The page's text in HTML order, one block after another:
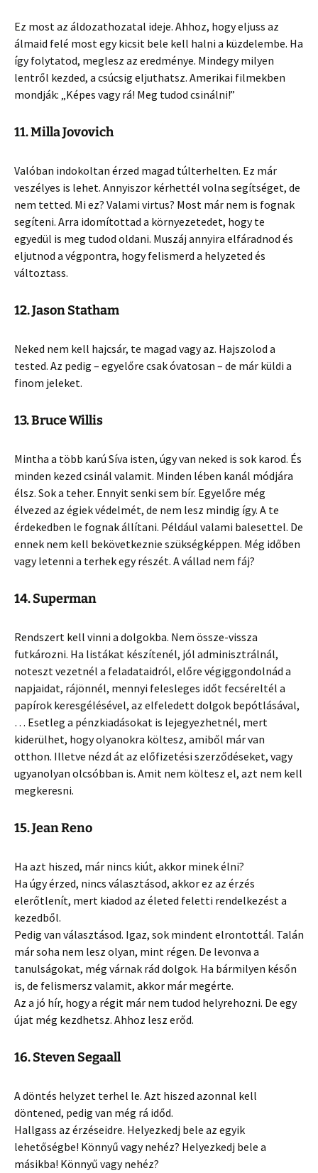
Ez most az áldozathozatal ideje. Ahhoz, hogy eljuss az
álmaid felé most egy kicsit bele kell halni a küzdelembe. Ha
így folytatod, meglesz az eredménye. Mindegy milyen
lentről kezded, a csúcsig eljuthatsz. Amerikai filmekben
mondják: „Képes vagy rá! Meg tudod csinálni!”
11. Milla Jovovich
Valóban indokoltan érzed magad túlterhelten. Ez már
veszélyes is lehet. Annyiszor kérhettél volna segítséget, de
nem tetted. Mi ez? Valami virtus? Most már nem is fognak
segíteni. Arra idomítottad a környezetedet, hogy te
egyedül is meg tudod oldani. Muszáj annyira elfáradnod és
eljutnod a végpontra, hogy felismerd a helyzeted és
változtass.
12. Jason Statham
Neked nem kell hajcsár, te magad vagy az. Hajszolod a
tested. Az pedig – egyelőre csak óvatosan – de már küldi a
finom jeleket.
13. Bruce Willis
Mintha a több karú Síva isten, úgy van neked is sok karod. És
minden kezed csinál valamit. Minden lében kanál módjára
élsz. Sok a teher. Ennyit senki sem bír. Egyelőre még
élvezed az égiek védelmét, de nem lesz mindig így. A te
érdekedben le fognak állítani. Például valami balesettel. De
ennek nem kell bekövetkeznie szükségképpen. Még időben
vagy letenni a terhek egy részét. A vállad nem fáj?
14. Superman
Rendszert kell vinni a dolgokba. Nem össze-vissza
futkározni. Ha listákat készítenél, jól adminisztrálnál,
noteszt vezetnél a feladataidról, előre végiggondolnád a
napjaidat, rájönnél, mennyi felesleges időt fecséreltél a
papírok keresgélésével, az elfeledett dolgok bepótlásával,
… Esetleg a pénzkiadásokat is lejegyezhetnél, mert
kiderülhet, hogy olyanokra költesz, amiből már van
otthon. Illetve nézd át az előfizetési szerződéseket, vagy
ugyanolyan olcsóbban is. Amit nem költesz el, azt nem kell
megkeresni.
15. Jean Reno
Ha azt hiszed, már nincs kiút, akkor minek élni?
Ha úgy érzed, nincs választásod, akkor ez az érzés
elerőtlenít, mert kiadod az életed feletti rendelkezést a
kezedből.
Pedig van választásod. Igaz, sok mindent elrontottál. Talán
már soha nem lesz olyan, mint régen. De levonva a
tanulságokat, még várnak rád dolgok. Ha bármilyen későn
is, de felismersz valamit, akkor már megérte.
Az a jó hír, hogy a régit már nem tudod helyrehozni. De egy
újat még kezdhetsz. Ahhoz lesz erőd.
16. Steven Segaall
A döntés helyzet terhel le. Azt hiszed azonnal kell
döntened, pedig van még rá időd.
Hallgass az érzéseidre. Helyezkedj bele az egyik
lehetőségbe! Könnyű vagy nehéz? Helyezkedj bele a
másikba! Könnyű vagy nehéz?